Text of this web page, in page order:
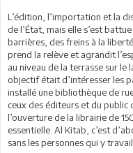
L’édition, l’importation et la
de l’État, mais elle s’est
barrières, des freins à la
prend la relève et agrandit
au niveau de la terrasse sur
objectif était d’intéresser les
installé une bibliothèque de
ceux des éditeurs et du public
l’ouverture de la librairie de
essentielle. Al Kitab, c’est
sans les personnes qui y